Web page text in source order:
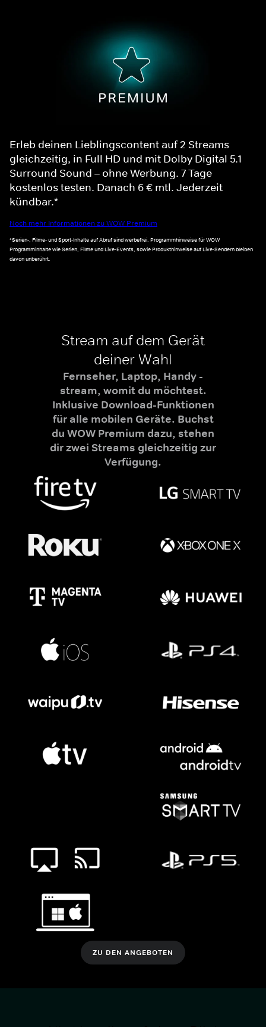
Erleb deinen Lieblingscontent auf 2 Streams
gleichzeitig, in Full HD und mit Dolby Digital 5.1
Surround Sound – ohne Werbung. 7 Tage
kostenlos testen. Danach 6 € mtl. Jederzeit
kündbar.*
Noch mehr Informationen zu WOW Premium
*Serien-, Filme- und Sport-Inhalte auf Abruf sind werbefrei. Programmhinweise für WOW
Programminhalte wie Serien, Filme und Live-Events, sowie Produkthinweise auf Live-Sendern bleiben
davon unberührt.
Stream auf dem Gerät
deiner Wahl
Fernseher, Laptop, Handy -
stream, womit du möchtest.
Inklusive Download-Funktionen
für alle mobilen Geräte. Buchst
du WOW Premium dazu, stehen
dir zwei Streams gleichzeitig zur
Verfügung.
ZU DEN ANGEBOTEN